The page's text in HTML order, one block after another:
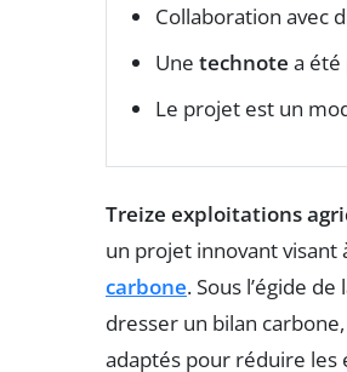
Collaboration avec
Une technote a été
Le projet est un
Treize exploitations
un projet innovant visant
carbone. Sous l’égide de
dresser un bilan
adaptés pour réduire les